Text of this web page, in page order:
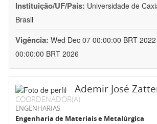
Instituição/UF/País: Universidade de
Brasil
Vigência: Wed Dec 07 00:00:00 BRT
00:00:00 BRT 2026
Ademir José
COORDENADOR(A)
ENGENHARIAS
Engenharia de Materiais e Metalúrgica